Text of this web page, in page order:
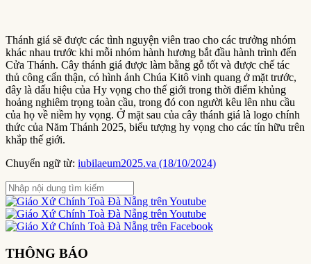
Thánh giá sẽ được các tình nguyện viên trao cho các trưởng nhóm
khác nhau trước khi mỗi nhóm hành hương bắt đầu hành trình đến
Cửa Thánh. Cây thánh giá được làm bằng gỗ tốt và được chế tác
thủ công cẩn thận, có hình ảnh Chúa Kitô vinh quang ở mặt trước,
đây là dấu hiệu của Hy vọng cho thế giới trong thời điểm khủng
hoảng nghiêm trọng toàn cầu, trong đó con người kêu lên nhu cầu
của họ về niềm hy vọng. Ở mặt sau của cây thánh giá là logo chính
thức của Năm Thánh 2025, biểu tượng hy vọng cho các tín hữu trên
khắp thế giới.
Chuyển ngữ từ: iubilaeum2025.va (18/10/2024)
THÔNG BÁO